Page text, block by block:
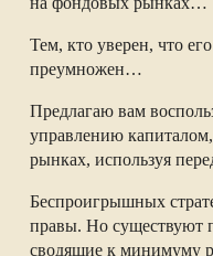
Тем, кто уверен, что
преумножен…
Предлагаю вам
управлению
рынках, используя
Беспроигрышных
правы. Но существуют
сводящие к минимуму